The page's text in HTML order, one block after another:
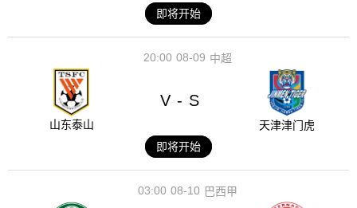
即将开始
08-09
20:00 中超
山东泰山
V - S
天津津门虎
即将开始
08-10
03:00 巴西甲